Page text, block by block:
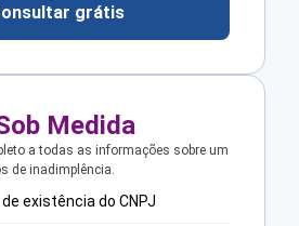
grátis
Medida
a todas as informações sobre um
de inadimplência.
existência do CNPJ